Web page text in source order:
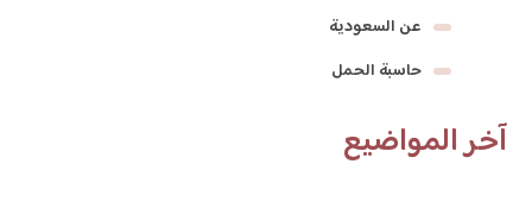
عن السعودية
حاسبة الحمل
آخر المواضيع